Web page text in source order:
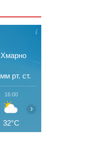
Хмарно
мм рт. ст.
16:00
32°C
›